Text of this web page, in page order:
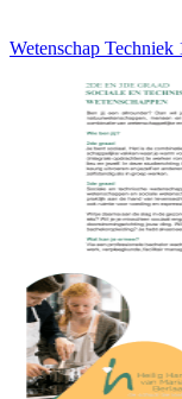
Wetenschap Techniek